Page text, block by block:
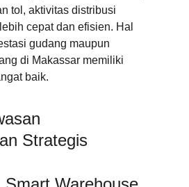
tol, aktivitas distribusi
cepat dan efisien. Hal
gudang maupun
di Makassar memiliki
baik.
Strategis